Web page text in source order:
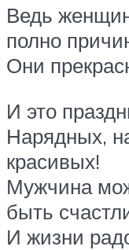
Ведь
полно
Они
И это
Нарядных,
красивых!
Мужчина
быть
И жизни